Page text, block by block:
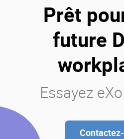
Prêt
future
Essayez